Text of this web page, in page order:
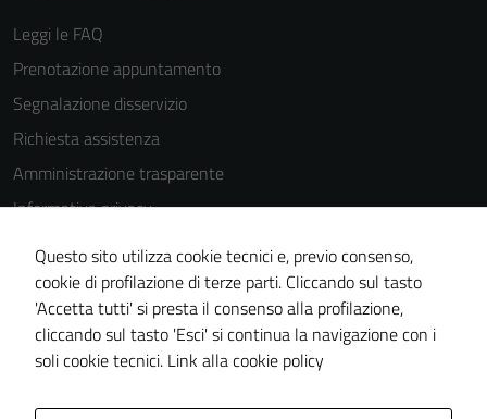
Leggi le FAQ
Prenotazione appuntamento
Segnalazione disservizio
Richiesta assistenza
Amministrazione trasparente
Informativa privacy
Note legali
Dichiarazione di accessibilità
Piano di miglioramento del sito
Questo sito utilizza cookie tecnici e, previo consenso,
cookie di profilazione di terze parti. Cliccando sul tasto
'Accetta tutti' si presta il consenso alla profilazione,
cliccando sul tasto 'Esci' si continua la navigazione con i
soli cookie tecnici. Link alla cookie policy